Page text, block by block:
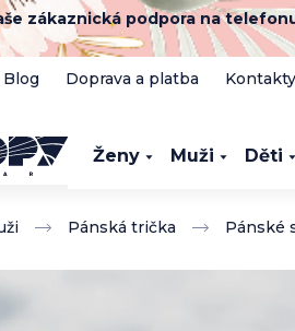
zákaznická podpora na
Blog Doprava a platba Kontakty
Ženy Muži Děti
Pánská trička Pánské